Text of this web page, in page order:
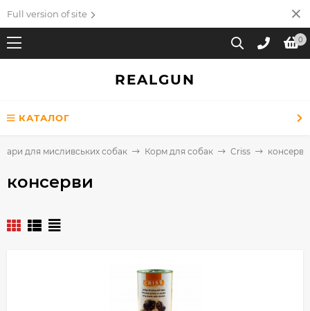
Full version of site
0
REALGUN
КАТАЛОГ
для мисливських собак Корм для собак Criss консерви
консерви